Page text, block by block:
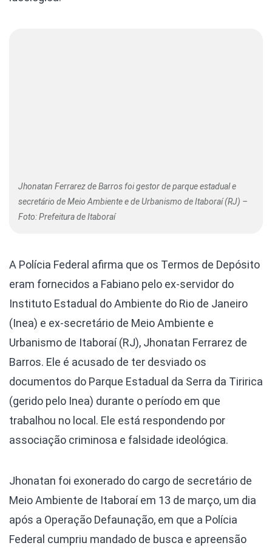
Jhonatan Ferrarez de Barros foi gestor de parque estadual e
secretário de Meio Ambiente e de Urbanismo de Itaboraí (RJ) –
Foto: Prefeitura de Itaboraí
A Polícia Federal afirma que os Termos de Depósito
eram fornecidos a Fabiano pelo ex-servidor do
Instituto Estadual do Ambiente do Rio de Janeiro
(Inea) e ex-secretário de Meio Ambiente e
Urbanismo de Itaboraí (RJ), Jhonatan Ferrarez de
Barros. Ele é acusado de ter desviado os
documentos do Parque Estadual da Serra da Tiririca
(gerido pelo Inea) durante o período em que
trabalhou no local. Ele está respondendo por
associação criminosa e falsidade ideológica.
Jhonatan foi exonerado do cargo de secretário de
Meio Ambiente de Itaboraí em 13 de março, um dia
após a Operação Defaunação, em que a Polícia
Federal cumpriu mandado de busca e apreensão